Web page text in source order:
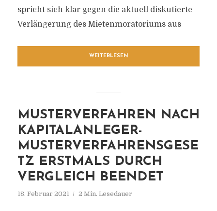
spricht sich klar gegen die aktuell diskutierte
Verlängerung des Mietenmoratoriums aus
WEITERLESEN
MUSTERVERFAHREN NACH
KAPITALANLEGER-
MUSTERVERFAHRENSGESE
TZ ERSTMALS DURCH
VERGLEICH BEENDET
18. Februar 2021 2 Min. Lesedauer